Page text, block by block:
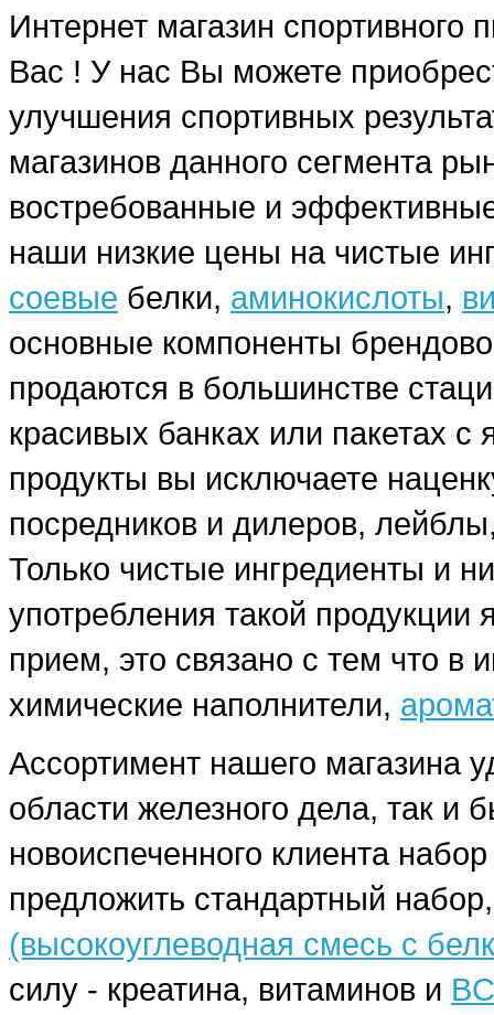
Интернет магазин спортивного
Вас ! У нас Вы можете
улучшения спортивных
магазинов данного сегмента
востребованные и
наши низкие цены на чистые
соевые белки, аминокислоты,
основные компоненты
продаются в большинстве
красивых банках или пакетах
продукты вы исключаете
посредников и дилеров,
Только чистые ингредиенты и
употребления такой продукции
прием, это связано с тем что в
химические наполнители,
Ассортимент нашего магазина
области железного дела, так и
новоиспеченного клиента
предложить стандартный
(высокоуглеводная смесь с
силу - креатина, витаминов и